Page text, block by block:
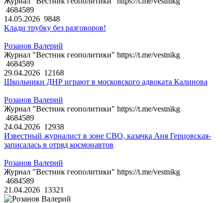
4684589
14.05.2026 9848
Клади трубку без разговоров!
Розанов Валерий
Журнал "Вестник геополитики" https://t.me/vestnikg
4684589
29.04.2026 12168
Школьники ДНР играют в московского адвоката Калинова
Розанов Валерий
Журнал "Вестник геополитики" https://t.me/vestnikg
4684589
24.04.2026 12938
Известный журналист в зоне СВО, казачка Аня Герцовская-
записалась в отряд космонавтов
Розанов Валерий
Журнал "Вестник геополитики" https://t.me/vestnikg
4684589
21.04.2026 13321